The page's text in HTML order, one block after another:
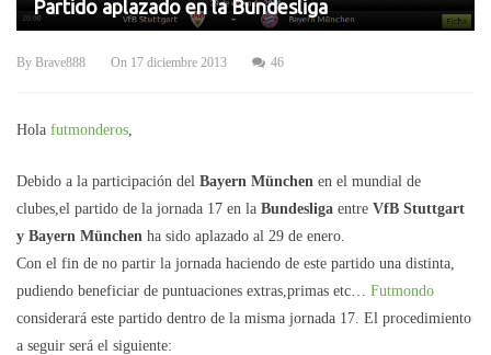
Partido aplazado en la Bundesliga
By Brave888 On 17 diciembre 2013 46
Hola futmonderos
Debido a la participación del Bayern München en el mundial de
clubes,el partido de la jornada 17 en la Bundesliga entre VfB Stuttgart
y Bayern München ha sido aplazado al 29 de enero.
Con el fin de no partir la jornada haciendo de este partido una distinta,
pudiendo beneficiar de puntuaciones extras,primas etc… Futmondo
considerará este partido dentro de la misma jornada 17. El procedimiento
a seguir será el siguiente: